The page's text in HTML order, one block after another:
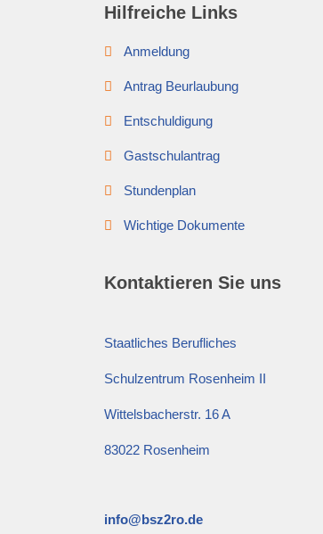
Hilfreiche Links
Anmeldung
Antrag Beurlaubung
Entschuldigung
Gastschulantrag
Stundenplan
Wichtige Dokumente
Kontaktieren Sie uns
Staatliches Berufliches
Schulzentrum Rosenheim II
Wittelsbacherstr. 16 A
83022 Rosenheim
info@bsz2ro.de